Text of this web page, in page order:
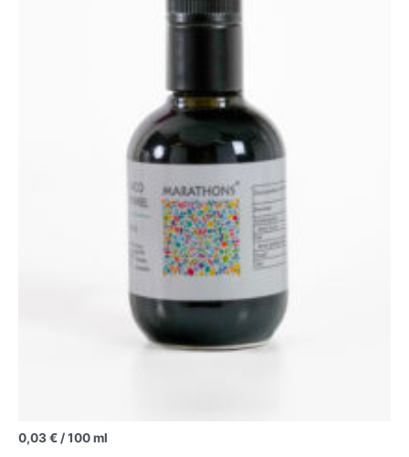
0,03€/100ml